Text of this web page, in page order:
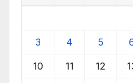
3 4 5
10 11 12